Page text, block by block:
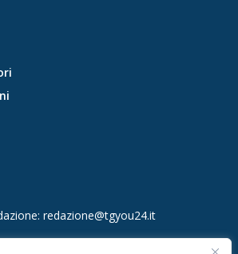
redazione@tgyou24.it